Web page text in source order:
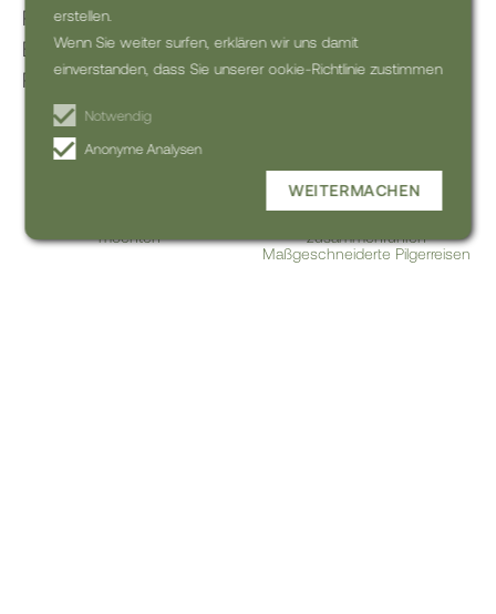
erstellen.
Wenn Sie weiter surfen, erklären wir uns damit
einverstanden, dass Sie unserer ookie-Richtlinie zustimmen
Notwendig
Anonyme Analysen
WEITERMACHEN
Restaurants auf dem Weg und vieles mehr.
Buchen Sie jetzt und freuen Sie sich auf die
Pilgerreise Ihres Lebens!
möchten
zusammenführen
Maßgeschneiderte Pilgerreisen